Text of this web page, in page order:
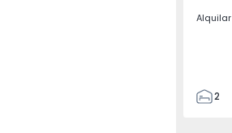
Alquilar
2